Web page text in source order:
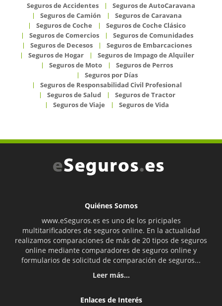
Seguros de Accidentes
Seguros de AutoCaravana
Seguros de Camión
Seguros de Caravana
Seguros de Coche
Seguros de Coche Clásico
Seguros de Comercios
Seguros de Comunidades
Seguros de Decesos
Seguros de Embarcaciones
Seguros de Hogar
Seguros de Impago de Alquiler
Seguros de Moto
Seguros de Perros
Seguros por Días
Seguros de Responsabilidad Civil Profesional
Seguros de Salud
Seguros de Tractor
Seguros de Viaje
Seguros de Vida
Quiénes Somos
www.eSeguros.es es uno de los pricipales
multitarificadores de seguros online. En la actualidad
realizamos comparaciones de más de 20 tipos de seguros
online mediante comparadores de seguros online y
formularios de solicitud de comparación de seguros...
Leer más...
Enlaces de Interés